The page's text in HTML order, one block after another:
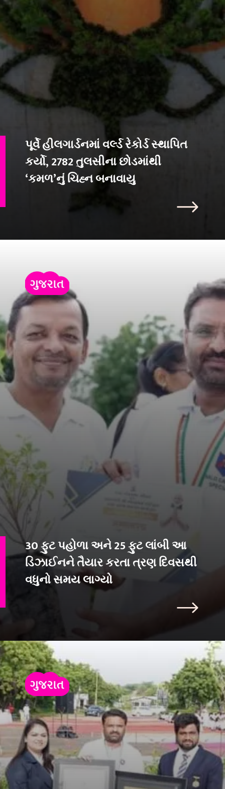
પૂર્વે હીલગાર્ડનમાં વર્લ્ડ રેકોર્ડ સ્થાપિત
કર્યો, 2782 તુલસીના છોડમાંથી
‘કમળ’નું ચિહ્ન બનાવાયુ
30 ફુટ પહોળા અને 25 ફુટ લાંબી આ
ડિઝાઈનને તૈયાર કરતા ત્રણ દિવસથી
વધુનો સમય લાગ્યો